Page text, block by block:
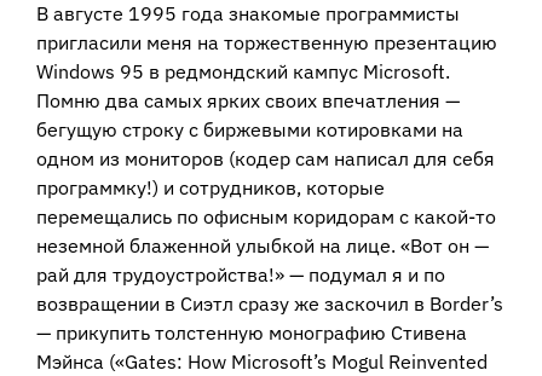
В августе 1995 года знакомые программисты
пригласили меня на торжественную презентацию
Windows 95 в редмондский кампус Microsoft.
Помню два самых ярких своих впечатления —
бегущую строку с биржевыми котировками на
одном из мониторов (кодер сам написал для себя
программку!) и сотрудников, которые
перемещались по офисным коридорам с какой-то
неземной блаженной улыбкой на лице. «Вот он —
рай для трудоустройства!» — подумал я и по
возвращении в Сиэтл сразу же заскочил в Border’s
— прикупить толстенную монографию Стивена
Мэйнса («Gates: How Microsoft’s Mogul Reinvented